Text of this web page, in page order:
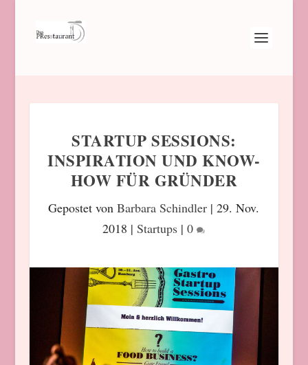
STARTUP SESSIONS:
INSPIRATION UND KNOW-
HOW FÜR GRÜNDER
Gepostet vonBarbara Schindler |29. Nov.
2018 |Startups |0